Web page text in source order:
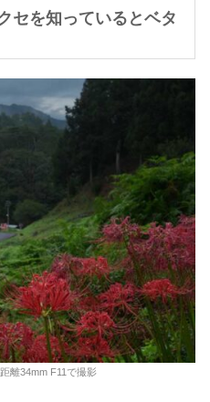
セを知っているとベタ
離34mm F11で撮影